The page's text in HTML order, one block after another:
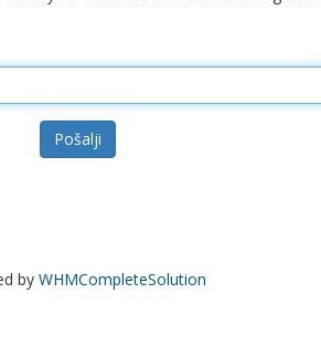
Pošalji
by WHMCompleteSolution